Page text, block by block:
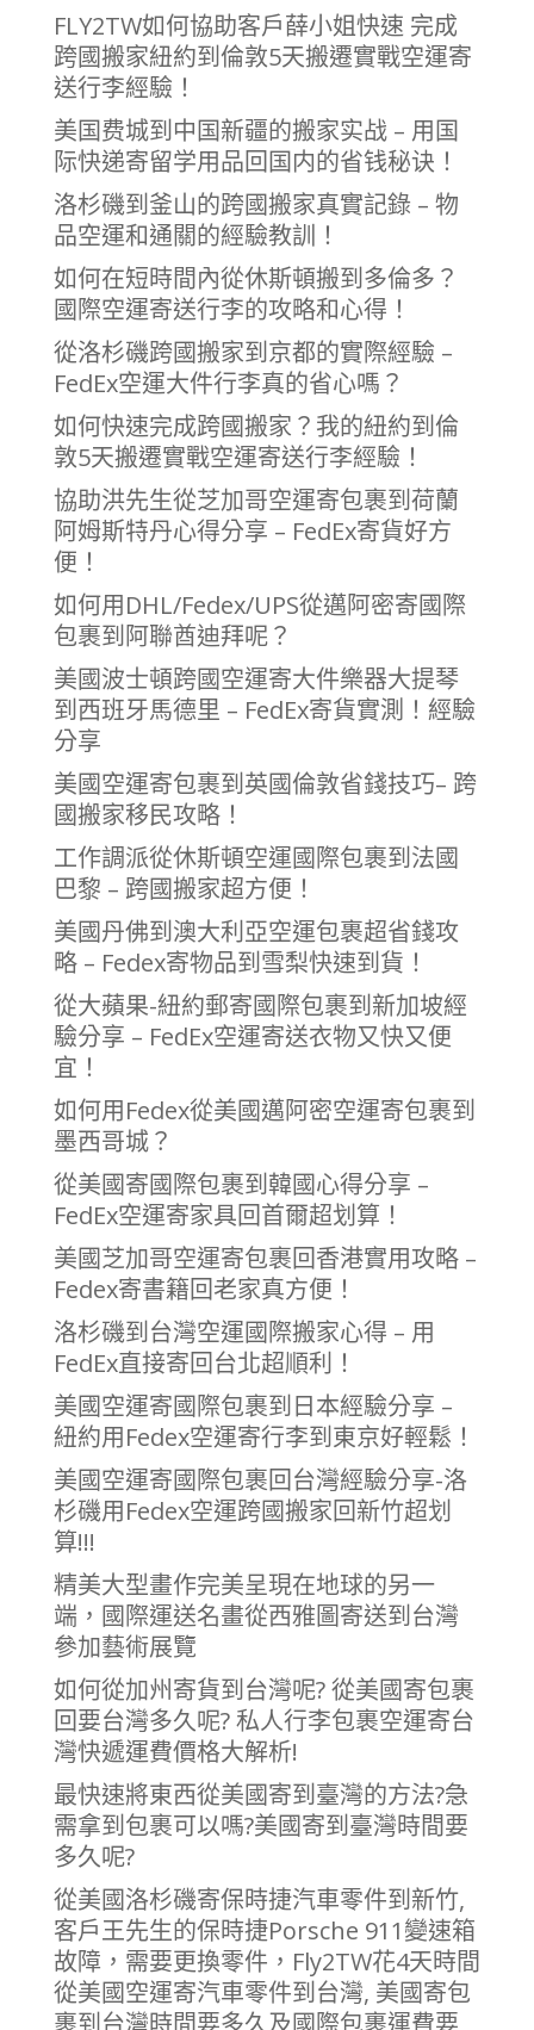
FLY2TW如何協助客戶薛小姐快速 完成
跨國搬家紐約到倫敦5天搬遷實戰空運寄
送行李經驗！
美国费城到中国新疆的搬家实战 – 用国
际快递寄留学用品回国内的省钱秘诀！
洛杉磯到釜山的跨國搬家真實記錄 – 物
品空運和通關的經驗教訓！
如何在短時間內從休斯頓搬到多倫多？
國際空運寄送行李的攻略和心得！
從洛杉磯跨國搬家到京都的實際經驗 –
FedEx空運大件行李真的省心嗎？
如何快速完成跨國搬家？我的紐約到倫
敦5天搬遷實戰空運寄送行李經驗！
協助洪先生從芝加哥空運寄包裹到荷蘭
阿姆斯特丹心得分享 – FedEx寄貨好方
便！
如何用DHL/Fedex/UPS從邁阿密寄國際
包裹到阿聯酋迪拜呢？
美國波士頓跨國空運寄大件樂器大提琴
到西班牙馬德里 – FedEx寄貨實測！經驗
分享
美國空運寄包裹到英國倫敦省錢技巧– 跨
國搬家移民攻略！
工作調派從休斯頓空運國際包裹到法國
巴黎 – 跨國搬家超方便！
美國丹佛到澳大利亞空運包裹超省錢攻
略 – Fedex寄物品到雪梨快速到貨！
從大蘋果-紐約郵寄國際包裹到新加坡經
驗分享 – FedEx空運寄送衣物又快又便
宜！
如何用Fedex從美國邁阿密空運寄包裹到
墨西哥城？
從美國寄國際包裹到韓國心得分享 –
FedEx空運寄家具回首爾超划算！
美國芝加哥空運寄包裹回香港實用攻略 –
Fedex寄書籍回老家真方便！
洛杉磯到台灣空運國際搬家心得 – 用
FedEx直接寄回台北超順利！
美國空運寄國際包裹到日本經驗分享 –
紐約用Fedex空運寄行李到東京好輕鬆！
美國空運寄國際包裹回台灣經驗分享-洛
杉磯用Fedex空運跨國搬家回新竹超划
算!!!
精美大型畫作完美呈現在地球的另一
端，國際運送名畫從西雅圖寄送到台灣
參加藝術展覽
如何從加州寄貨到台灣呢? 從美國寄包裹
回要台灣多久呢? 私人行李包裹空運寄台
灣快遞運費價格大解析!
最快速將東西從美國寄到臺灣的方法?急
需拿到包裹可以嗎?美國寄到臺灣時間要
多久呢?
從美國洛杉磯寄保時捷汽車零件到新竹,
客戶王先生的保時捷Porsche 911變速箱
故障，需要更換零件，Fly2TW花4天時間
從美國空運寄汽車零件到台灣, 美國寄包
裹到台灣時間要多久及國際包裹運費要